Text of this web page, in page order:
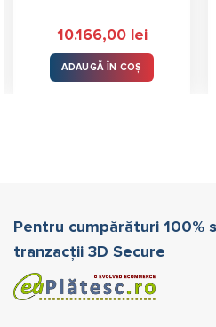
10.166,00 lei
ADAUGĂ ÎN COȘ
Pentru cumpărături 100%
tranzacții 3D Secure